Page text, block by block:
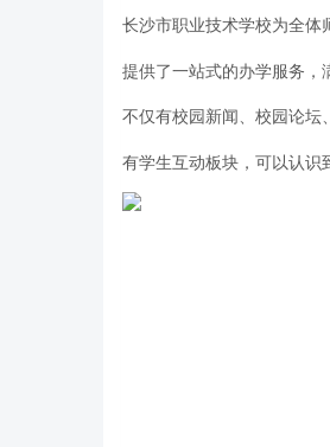
长沙市职业技术学校为全体
提供了一站式的办学服务，
不仅有校园新闻、校园论坛
有学生互动板块，可以认识